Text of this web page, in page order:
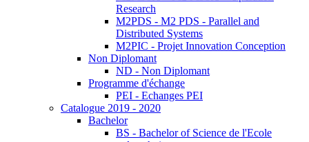
Research
M2PDS - M2 PDS - Parallel and
Distributed Systems
M2PIC - Projet Innovation Conception
Non Diplomant
ND - Non Diplomant
Programme d'échange
PEI - Echanges PEI
Catalogue 2019 - 2020
Bachelor
BS - Bachelor of Science de l'Ecole